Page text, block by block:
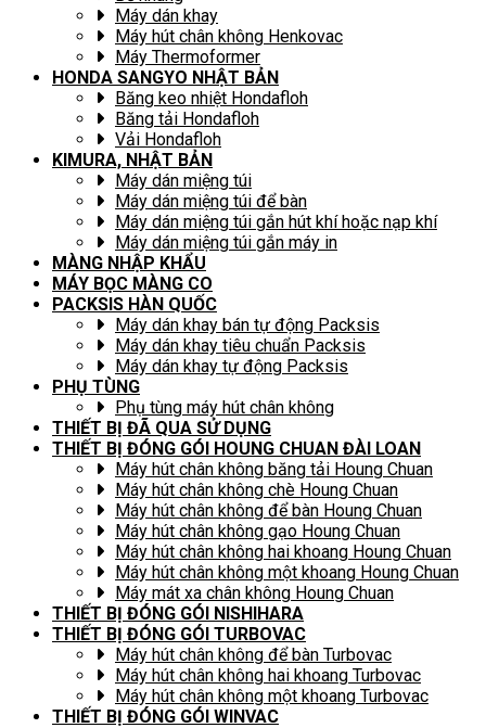
Máy dán khay
Máy hút chân không Henkovac
Máy Thermoformer
HONDA SANGYO NHẬT BẢN
Băng keo nhiệt Hondafloh
Băng tải Hondafloh
Vải Hondafloh
KIMURA, NHẬT BẢN
Máy dán miệng túi
Máy dán miệng túi để bàn
Máy dán miệng túi gắn hút khí hoặc nạp khí
Máy dán miệng túi gắn máy in
MÀNG NHẬP KHẨU
MÁY BỌC MÀNG CO
PACKSIS HÀN QUỐC
Máy dán khay bán tự động Packsis
Máy dán khay tiêu chuẩn Packsis
Máy dán khay tự động Packsis
PHỤ TÙNG
Phụ tùng máy hút chân không
THIẾT BỊ ĐÃ QUA SỬ DỤNG
THIẾT BỊ ĐÓNG GÓI HOUNG CHUAN ĐÀI LOAN
Máy hút chân không băng tải Houng Chuan
Máy hút chân không chè Houng Chuan
Máy hút chân không để bàn Houng Chuan
Máy hút chân không gạo Houng Chuan
Máy hút chân không hai khoang Houng Chuan
Máy hút chân không một khoang Houng Chuan
Máy mát xa chân không Houng Chuan
THIẾT BỊ ĐÓNG GÓI NISHIHARA
THIẾT BỊ ĐÓNG GÓI TURBOVAC
Máy hút chân không để bàn Turbovac
Máy hút chân không hai khoang Turbovac
Máy hút chân không một khoang Turbovac
THIẾT BỊ ĐÓNG GÓI WINVAC